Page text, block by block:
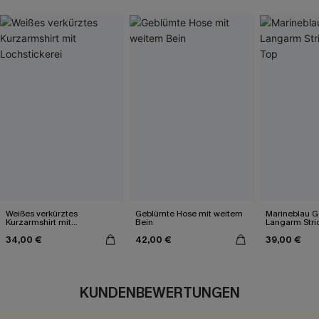
Weißes verkürztes
Kurzarmshirt mit
34,00 €
Geblümte Hose mit weitem
Bein
42,00 €
Marineblau
Langarm
39,00 €
KUNDENBEWERTUNGEN